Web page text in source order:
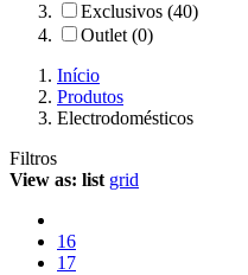
Exclusivos (40)
Outlet (0)
Início
Produtos
Electrodomésticos
Filtros
View as: list grid
16
17